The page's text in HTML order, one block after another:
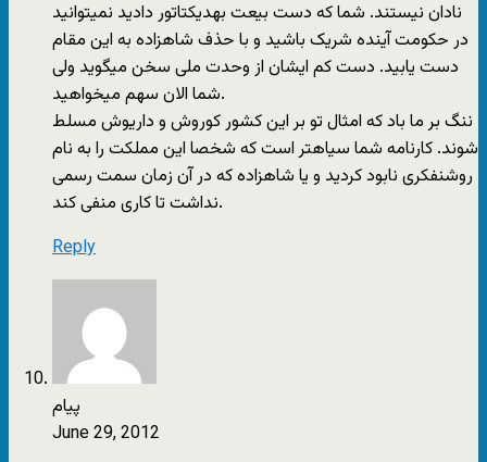
نادان نیستند. شما که دست بیعت بهدیکتاتور دادید نمیتوانید
در حکومت آینده شریک باشید و با حذف شاهزاده به این مقام
دست یابید. دست کم ایشان از وحدت ملی سخن میگوید ولی
شما الان سهم میخواهید.
ننگ بر ما باد که امثال تو بر این کشور کوروش و داریوش مسلط
شوند. کارنامه شما سیاهتر است که شخصا این مملکت را به نام
روشنفکری نابود کردید و یا شاهزاده که در آن زمان سمت رسمی
نداشت تا کاری منفی کند.
Reply
پیام
June 29, 2012